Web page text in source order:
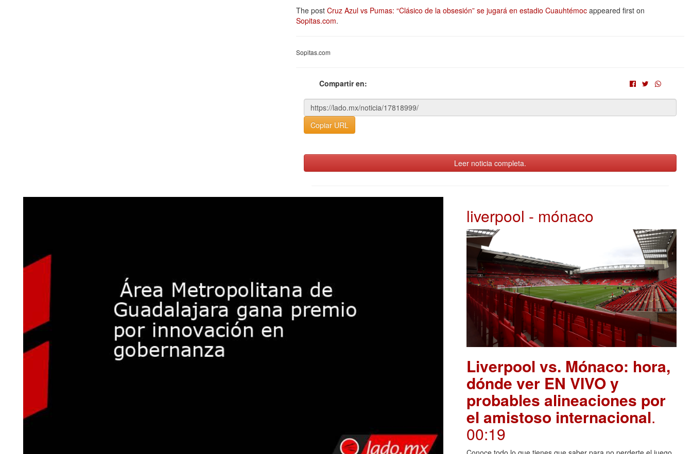
The post Cruz Azul vs Pumas: “Clásico de la obsesión” se jugará en estadio Cuauhtémoc appeared first on
Sopitas.com.
Sopitas.com
Compartir en:
Copiar URL
Leer noticia completa.
liverpool - mónaco
Liverpool vs. Mónaco: hora,
dónde ver EN VIVO y
probables alineaciones por
el amistoso internacional.
00:19